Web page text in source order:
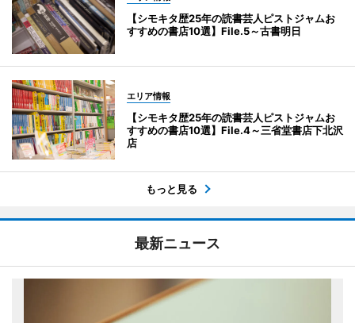
【シモキタ歴25年の読書芸人ピストジャムお
すすめの書店10選】File.5～古書明日
エリア情報
【シモキタ歴25年の読書芸人ピストジャムお
すすめの書店10選】File.4～三省堂書店下北沢
店
もっと見る
最新ニュース